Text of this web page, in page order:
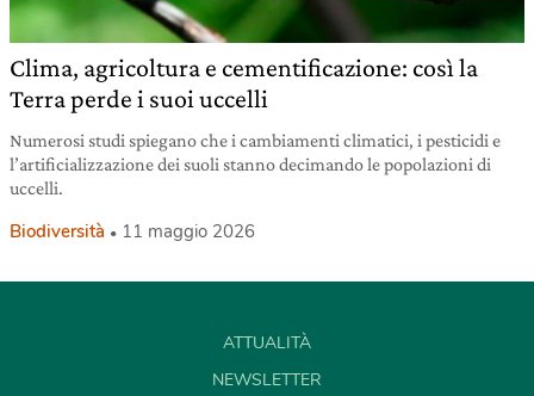
Clima, agricoltura e cementificazione: così la
Terra perde i suoi uccelli
Numerosi studi spiegano che i cambiamenti climatici, i pesticidi e
l’artificializzazione dei suoli stanno decimando le popolazioni di
uccelli.
Biodiversità 11 maggio 2026
ATTUALITÀ
NEWSLETTER